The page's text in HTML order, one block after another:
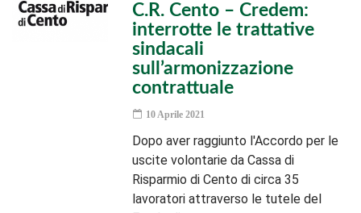
C.R. Cento – Credem:
interrotte le trattative
sindacali
sull’armonizzazione
contrattuale
10 Aprile 2021
Dopo aver raggiunto l'Accordo per le
uscite volontarie da Cassa di
Risparmio di Cento di circa 35
lavoratori attraverso le tutele del